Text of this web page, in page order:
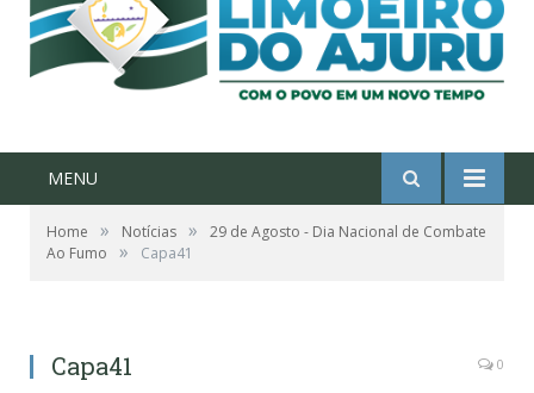
MENU
Home » Notícias »
29 de Agosto - Dia Nacional de Combate
Ao Fumo
» Capa41
Capa41 0